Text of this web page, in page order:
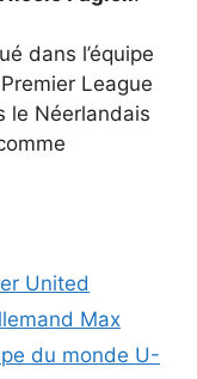
dans l’équipe
League
le Néerlandais
United
Max
du monde U-